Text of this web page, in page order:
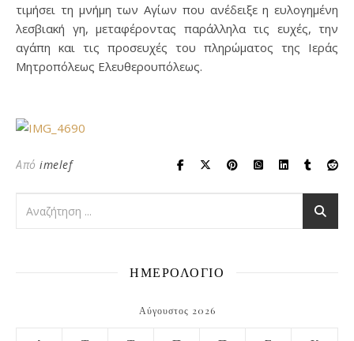
τιμήσει τη μνήμη των Αγίων που ανέδειξε η ευλογημένη
λεσβιακή γη, μεταφέροντας παράλληλα τις ευχές, την
αγάπη και τις προσευχές του πληρώματος της Ιεράς
Μητροπόλεως Ελευθερουπόλεως.
Από imelef
ΗΜΕΡΟΛΟΓΙΟ
Αύγουστος 2026